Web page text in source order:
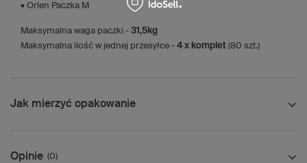
• Orlen Paczka M
Maksymalna waga paczki - 31,5kg
Maksymalna ilość w jednej przesyłce - 4 x komplet (80 szt.)
Jak mierzyć opakowanie
Opinie (0)